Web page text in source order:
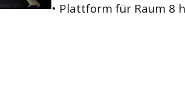
• Plattform für Raum 8